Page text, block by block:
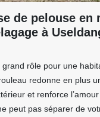
de pelouse en
à
grand rôle pour une
redonne en plus
et renforce
peut pas séparer de